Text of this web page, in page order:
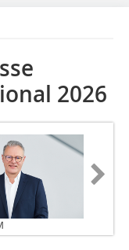
2026